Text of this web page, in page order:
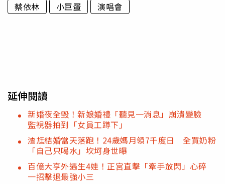
蔡依林 小巨蛋 演唱會
延伸閱讀
新婚夜全毀！新娘婚禮「聽見一消息」崩潰變臉
監視器拍到「女員工蹲下」
渣尪結婚當天落跑！24歲媽月領7千度日 全買奶粉
「自己只喝水」坎坷身世曝
百億大亨外遇生4娃！正宮直擊「牽手放閃」心碎
一招擊退最強小三